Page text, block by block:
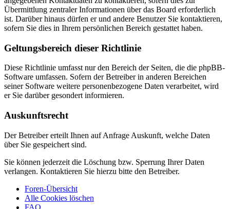
Übermittlung zentraler Informationen über das Board erforderlich
ist. Darüber hinaus dürfen er und andere Benutzer Sie kontaktieren,
sofern Sie dies in Ihrem persönlichen Bereich gestattet haben.
Geltungsbereich dieser Richtlinie
Diese Richtlinie umfasst nur den Bereich der Seiten, die die phpBB-
Software umfassen. Sofern der Betreiber in anderen Bereichen
seiner Software weitere personenbezogene Daten verarbeitet, wird
er Sie darüber gesondert informieren.
Auskunftsrecht
Der Betreiber erteilt Ihnen auf Anfrage Auskunft, welche Daten
über Sie gespeichert sind.
Sie können jederzeit die Löschung bzw. Sperrung Ihrer Daten
verlangen. Kontaktieren Sie hierzu bitte den Betreiber.
Foren-Übersicht
Alle Cookies löschen
FAQ